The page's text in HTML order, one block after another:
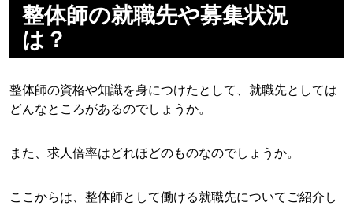
整体師の就職先や募集状況
は？
整体師の資格や知識を身につけたとして、就職先としては
どんなところがあるのでしょうか。
また、求人倍率はどれほどのものなのでしょうか。
ここからは、整体師として働ける就職先についてご紹介し